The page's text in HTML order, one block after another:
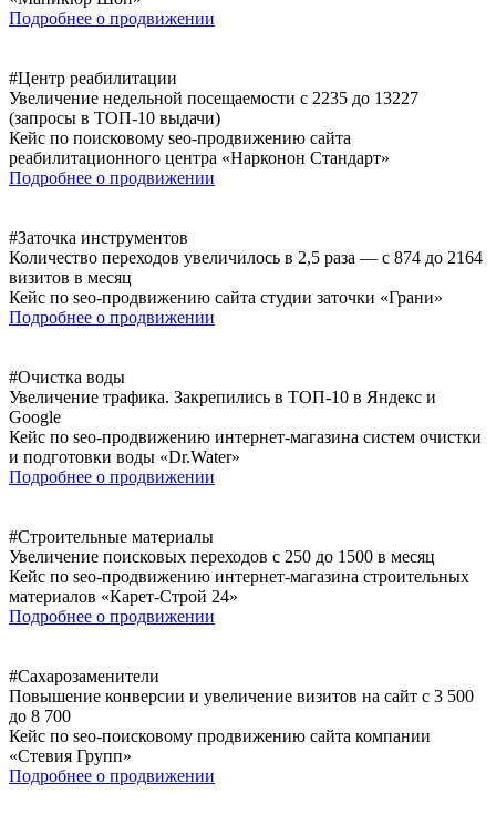
Подробнее о продвижении
#Центр реабилитации
Увеличение недельной посещаемости с 2235 до 13227
(запросы в ТОП-10 выдачи)
Кейс по поисковому seo-продвижению сайта
реабилитационного центра «Нарконон Стандарт»
Подробнее о продвижении
#Заточка инструментов
Количество переходов увеличилось в 2,5 раза — с 874 до 2164
визитов в месяц
Кейс по seo-продвижению сайта студии заточки «Грани»
Подробнее о продвижении
#Очистка воды
Увеличение трафика. Закрепились в ТОП-10 в Яндекс и
Google
Кейс по seo-продвижению интернет-магазина систем очистки
и подготовки воды «Dr.Water»
Подробнее о продвижении
#Строительные материалы
Увеличение поисковых переходов с 250 до 1500 в месяц
Кейс по seo-продвижению интернет-магазина строительных
материалов «Карет-Строй 24»
Подробнее о продвижении
#Сахарозаменители
Повышение конверсии и увеличение визитов на сайт с 3 500
до 8 700
Кейс по seo-поисковому продвижению сайта компании
«Стевия Групп»
Подробнее о продвижении